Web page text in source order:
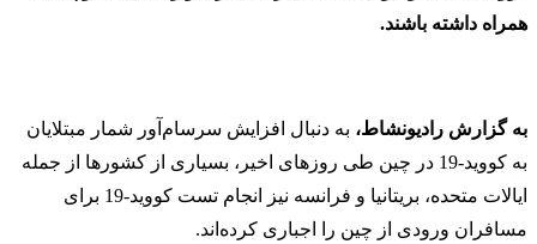
همراه داشته باشند.
به گزارش رادیونشاط، به دنبال افزایش سرسام‌آور شمار مبتلایان
به کووید-19 در چین طی روزهای اخیر، بسیاری از کشورها از جمله
ایالات متحده، بریتانیا و فرانسه نیز انجام تست کووید-19 برای
مسافران ورودی از چین را اجباری کرده‌اند.